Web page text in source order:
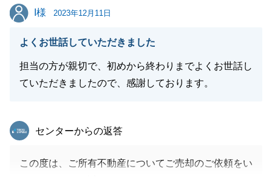
よろしくお願い致します。
I様
I様 2023年12月11日
よくお世話していただきました
担当の方が親切で、初めから終わりまでよくお世話し
ていただきましたので、感謝しております。
東急リバブル
センターからの返答
この度は、ご所有不動産についてご売却のご依頼をい